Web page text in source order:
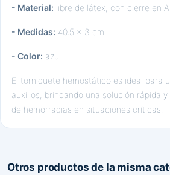
- Material: libre de látex, con cierre en
- Medidas: 40,5 x 3 cm.
- Color: azul.
El torniquete hemostático es ideal para
auxilios, brindando una solución rápida
de hemorragias en situaciones críticas.
Otros productos de la misma